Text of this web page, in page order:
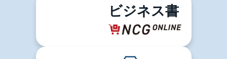
ビジネス書